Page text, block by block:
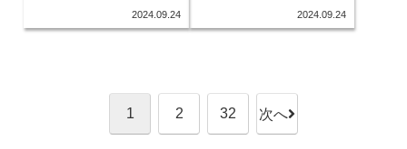
2024.09.24 2024.09.24
1 2 32 次へ